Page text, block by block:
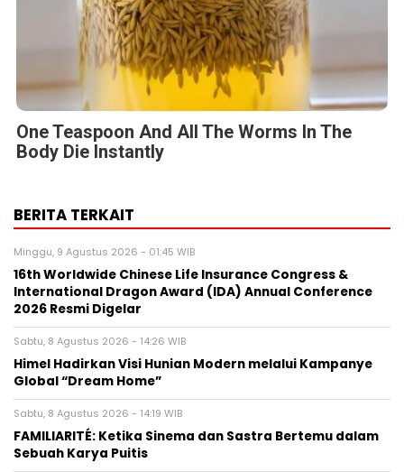
One Teaspoon And All The Worms In The
Body Die Instantly
BERITA TERKAIT
Minggu, 9 Agustus 2026 - 01:45 WIB
16th Worldwide Chinese Life Insurance Congress &
International Dragon Award (IDA) Annual Conference
2026 Resmi Digelar
Sabtu, 8 Agustus 2026 - 14:26 WIB
Himel Hadirkan Visi Hunian Modern melalui Kampanye
Global “Dream Home”
Sabtu, 8 Agustus 2026 - 14:19 WIB
FAMILIARITÉ: Ketika Sinema dan Sastra Bertemu dalam
Sebuah Karya Puitis